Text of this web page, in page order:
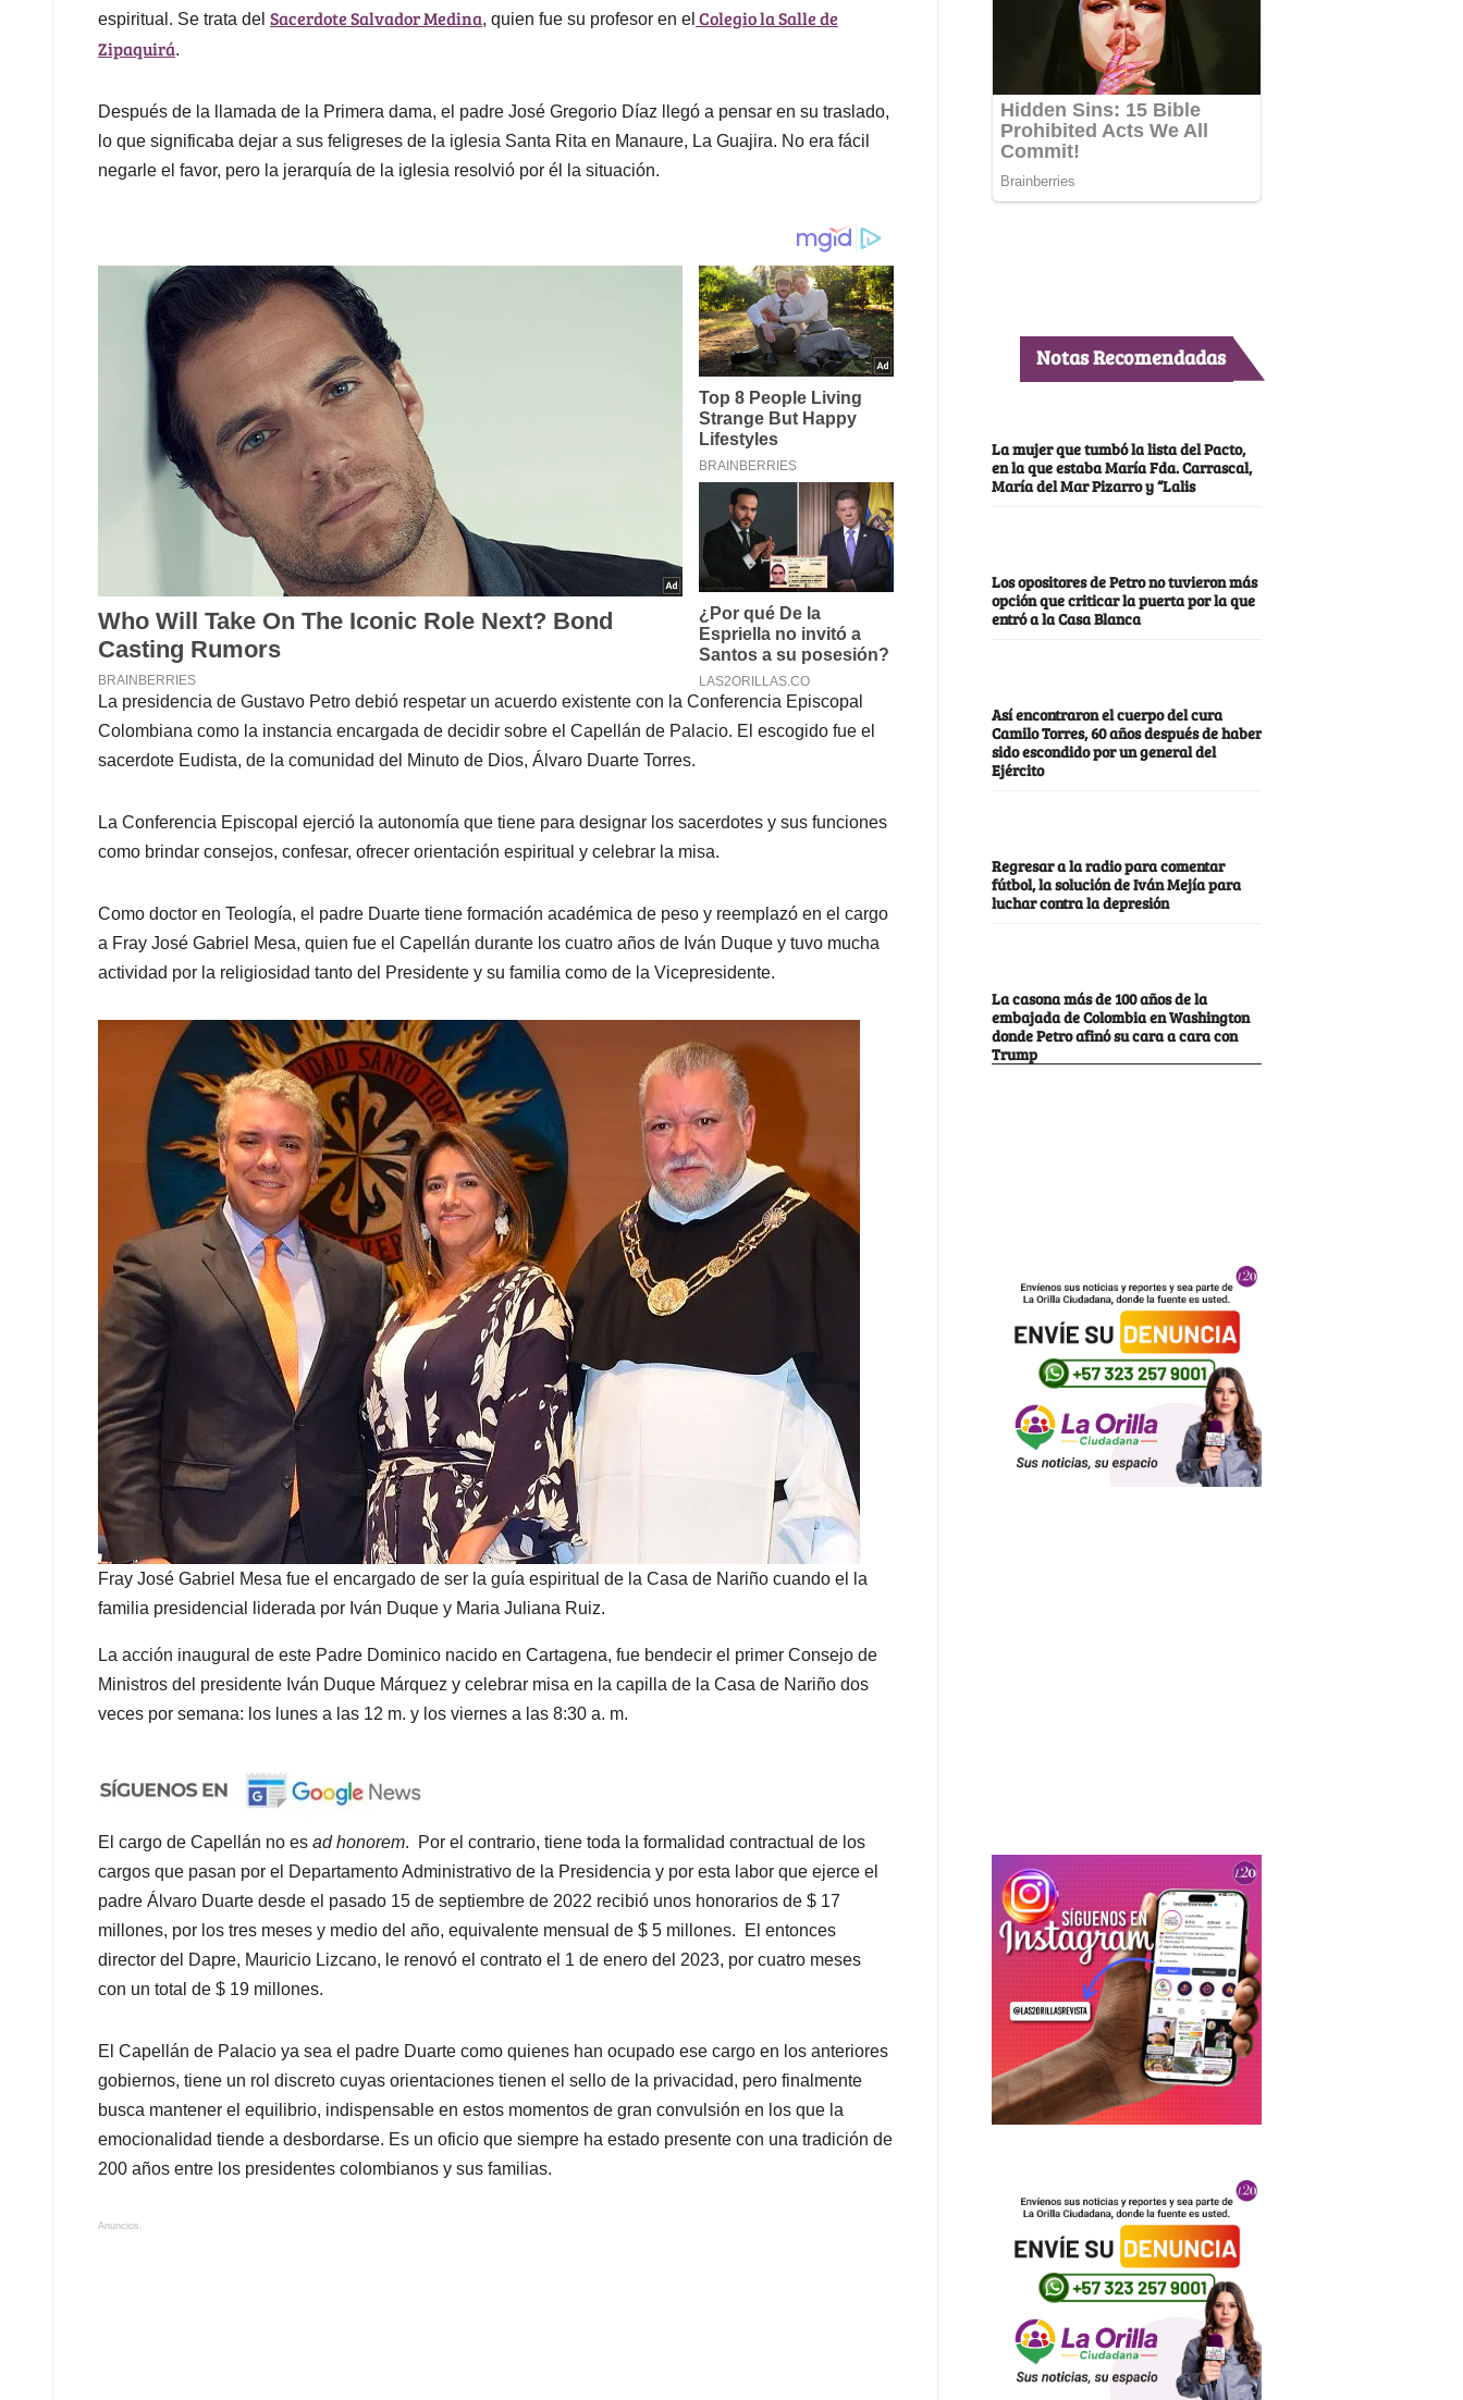
espiritual. Se trata del Sacerdote Salvador Medina, quien fue su profesor en el Colegio la Salle de
Zipaquirá.
Después de la llamada de la Primera dama, el padre José Gregorio Díaz llegó a pensar en su traslado,
lo que significaba dejar a sus feligreses de la iglesia Santa Rita en Manaure, La Guajira. No era fácil
negarle el favor, pero la jerarquía de la iglesia resolvió por él la situación.
La presidencia de Gustavo Petro debió respetar un acuerdo existente con la Conferencia Episcopal
Colombiana como la instancia encargada de decidir sobre el Capellán de Palacio. El escogido fue el
sacerdote Eudista, de la comunidad del Minuto de Dios, Álvaro Duarte Torres.
La Conferencia Episcopal ejerció la autonomía que tiene para designar los sacerdotes y sus funciones
como brindar consejos, confesar, ofrecer orientación espiritual y celebrar la misa.
Como doctor en Teología, el padre Duarte tiene formación académica de peso y reemplazó en el cargo
a Fray José Gabriel Mesa, quien fue el Capellán durante los cuatro años de Iván Duque y tuvo mucha
actividad por la religiosidad tanto del Presidente y su familia como de la Vicepresidente.
Fray José Gabriel Mesa fue el encargado de ser la guía espiritual de la Casa de Nariño cuando el la
familia presidencial liderada por Iván Duque y Maria Juliana Ruiz.
La acción inaugural de este Padre Dominico nacido en Cartagena, fue bendecir el primer Consejo de
Ministros del presidente Iván Duque Márquez y celebrar misa en la capilla de la Casa de Nariño dos
veces por semana: los lunes a las 12 m. y los viernes a las 8:30 a. m.
El cargo de Capellán no es ad honorem. Por el contrario, tiene toda la formalidad contractual de los
cargos que pasan por el Departamento Administrativo de la Presidencia y por esta labor que ejerce el
padre Álvaro Duarte desde el pasado 15 de septiembre de 2022 recibió unos honorarios de $ 17
millones, por los tres meses y medio del año, equivalente mensual de $ 5 millones. El entonces
director del Dapre, Mauricio Lizcano, le renovó el contrato el 1 de enero del 2023, por cuatro meses
con un total de $ 19 millones.
El Capellán de Palacio ya sea el padre Duarte como quienes han ocupado ese cargo en los anteriores
gobiernos, tiene un rol discreto cuyas orientaciones tienen el sello de la privacidad, pero finalmente
busca mantener el equilibrio, indispensable en estos momentos de gran convulsión en los que la
emocionalidad tiende a desbordarse. Es un oficio que siempre ha estado presente con una tradición de
200 años entre los presidentes colombianos y sus familias.
Anuncios.
Notas Recomendadas
La mujer que tumbó la lista del Pacto,
en la que estaba María Fda. Carrascal,
María del Mar Pizarro y “Lalis
Los opositores de Petro no tuvieron más
opción que criticar la puerta por la que
entró a la Casa Blanca
Así encontraron el cuerpo del cura
Camilo Torres, 60 años después de haber
sido escondido por un general del
Ejército
Regresar a la radio para comentar
fútbol, la solución de Iván Mejía para
luchar contra la depresión
La casona más de 100 años de la
embajada de Colombia en Washington
donde Petro afinó su cara a cara con
Trump